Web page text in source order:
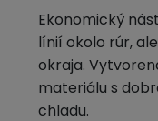
Ekonomický
línií okolo rúr,
okraja.
materiálu s
chladu.